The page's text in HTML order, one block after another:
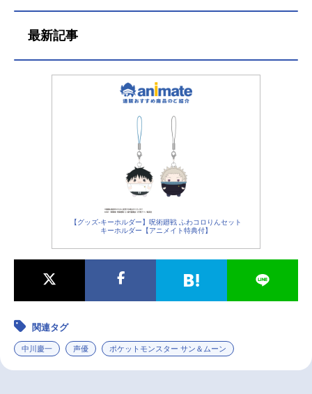
最新記事
【グッズ-キーホルダー】呪術廻戦 ふわコロりんセット
キーホルダー【アニメイト特典付】
関連タグ
中川慶一 声優 ポケットモンスター サン＆ムーン